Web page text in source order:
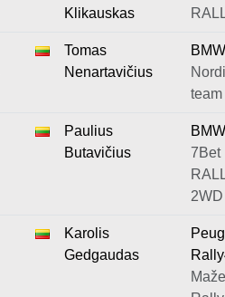
Klikauskas
Tomas
Nenartavičius
team
Paulius
Butavičius
7Bet
2WD
Karolis
Gedgaudas